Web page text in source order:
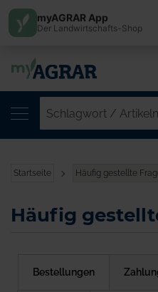
Startseite Häufig gestellte
Häufig
Bestellungen
myAGRAR App
Der Landwirtschafts-Shop